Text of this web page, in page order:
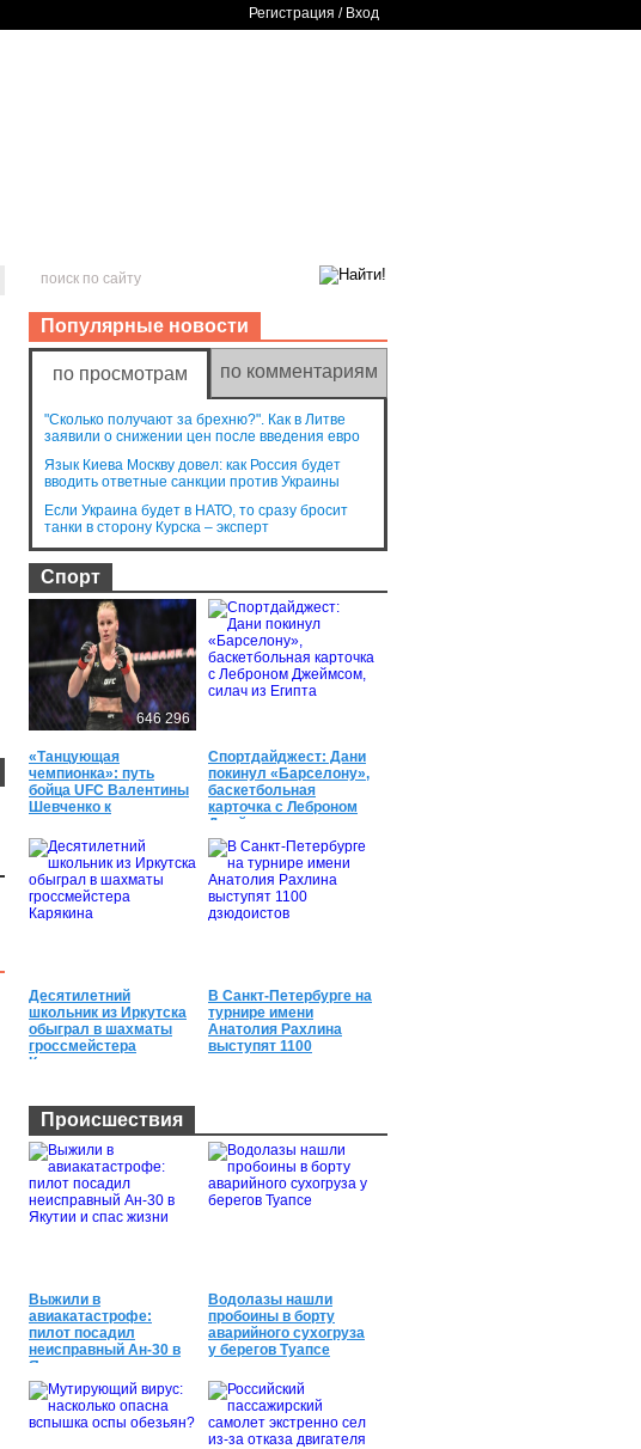
Регистрация / Вход
Популярные новости
по просмотрам по комментариям
"Сколько получают за брехню?". Как в Литве
заявили о снижении цен после введения евро
Язык Киева Москву довел: как Россия будет
вводить ответные санкции против Украины
Если Украина будет в НАТО, то сразу бросит
танки в сторону Курска – эксперт
Спорт
646 296
«Танцующая
чемпионка»: путь
бойца UFC Валентины
Шевченко к
Спортдайджест: Дани
покинул «Барселону»,
баскетбольная
карточка с Леброном
Джеймсом, силач из
Египта
Десятилетний
школьник из Иркутска
обыграл в шахматы
гроссмейстера
Карякина
В Санкт-Петербурге на
турнире имени
Анатолия Рахлина
выступят 1100
Происшествия
Выжили в
авиакатастрофе:
пилот посадил
неисправный Ан-30 в
Якутии и спас жизни
Водолазы нашли
пробоины в борту
аварийного сухогруза
у берегов Туапсе